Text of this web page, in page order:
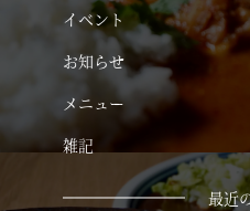
イベント
お知らせ
メニュー
雑記
最近